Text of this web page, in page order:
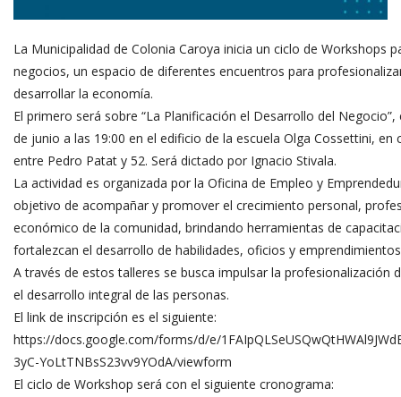
La Municipalidad de Colonia Caroya inicia un ciclo de Workshops
negocios, un espacio de diferentes encuentros para
desarrollar la economía.
El primero será sobre “La Planificación el Desarrollo del Negocio”,
de junio a las 19:00 en el edificio de la escuela Olga Cossettini, en
entre Pedro Patat y 52. Será dictado por Ignacio Stivala.
La actividad es organizada por la Oficina de Empleo y
objetivo de acompañar y promover el crecimiento personal,
económico de la comunidad, brindando herramientas de
fortalezcan el desarrollo de habilidades, oficios y
A través de estos talleres se busca impulsar la profesionalización
el desarrollo integral de las personas.
El link de inscripción es el siguiente:
https://docs.google.com/forms/d/e/
3yC-YoLtTNBsS23vv9YOdA/viewform
El ciclo de Workshop será con el siguiente cronograma: